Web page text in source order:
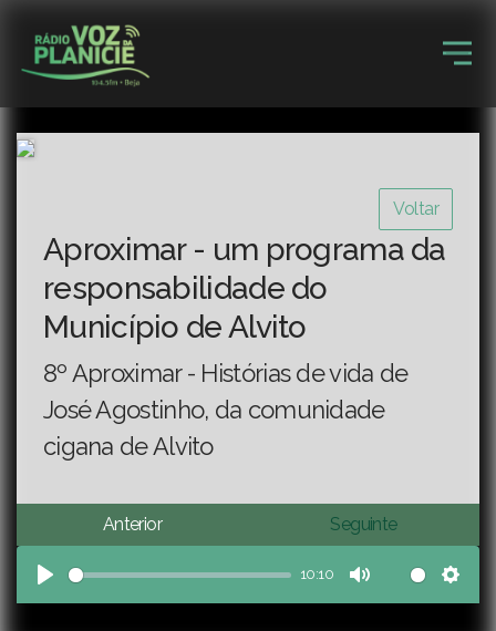
Voltar
Aproximar - um programa da
responsabilidade do
Município de Alvito
8º Aproximar - Histórias de vida de
José Agostinho, da comunidade
cigana de Alvito
Anterior Seguinte
Play
10:10
Mute